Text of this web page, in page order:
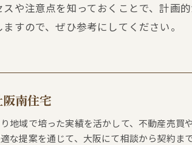
や注意点を知っておくことで、計画
すので、ぜひ参考にしてください。
南住宅
地域で培った実績を活かして、不動産売
な提案を通じて、大阪にて相談から契約ま